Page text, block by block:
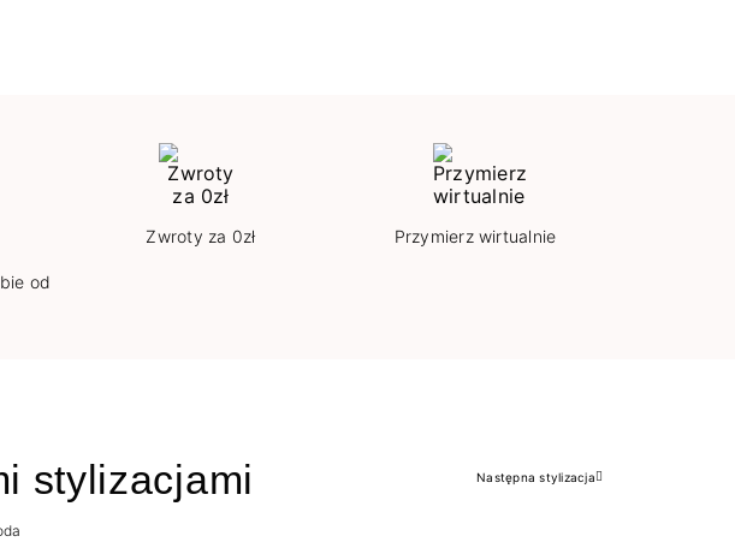
od
Zwroty za 0zł Przymierz wirtualnie
stylizacjami Następny
Następna stylizacja